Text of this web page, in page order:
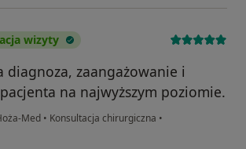
wizyty
diagnoza, zaangażowanie i
na najwyższym poziomie.
Med • Konsultacja chirurgiczna •